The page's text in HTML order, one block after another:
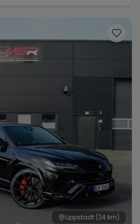
Lippstadt (34 km)